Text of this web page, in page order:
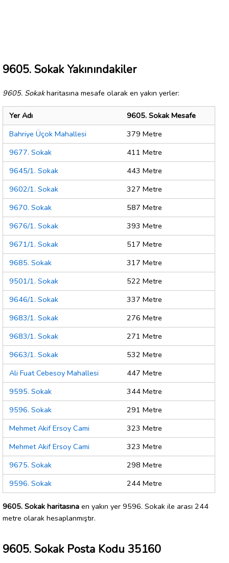
9605. Sokak Yakınındakiler
9605. Sokakharitasına mesafe olarak en yakın yerler:
Yer Adı
9605. Sokak Mesafe
Bahriye Üçok Mahallesi
379 Metre
9677. Sokak
411 Metre
9645/1. Sokak
443 Metre
9602/1. Sokak
327 Metre
9670. Sokak
587 Metre
9676/1. Sokak
393 Metre
9671/1. Sokak
517 Metre
9685. Sokak
317 Metre
9501/1. Sokak
522 Metre
9646/1. Sokak
337 Metre
9683/1. Sokak
276 Metre
9683/1. Sokak
271 Metre
9663/1. Sokak
532 Metre
Ali Fuat Cebesoy Mahallesi
447 Metre
9595. Sokak
344 Metre
9596. Sokak
291 Metre
Mehmet Akif Ersoy Cami
323 Metre
Mehmet Akif Ersoy Cami
323 Metre
9675. Sokak
298 Metre
9596. Sokak
244 Metre
9605. Sokak haritasına en yakın yer 9596. Sokak ile arası 244
metre olarak hesaplanmıştır.
9605. Sokak Posta Kodu 35160